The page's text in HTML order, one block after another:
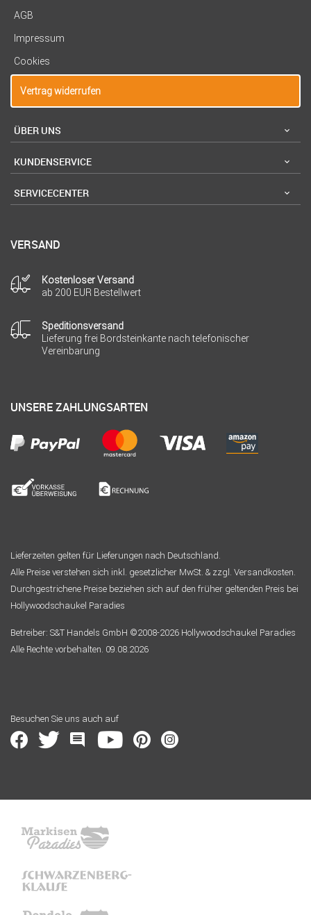
AGB
Impressum
Cookies
Vertrag widerrufen
ÜBER UNS
KUNDENSERVICE
SERVICECENTER
VERSAND
Kostenloser Versand
ab 200 EUR Bestellwert
Speditionsversand
Lieferung frei Bordsteinkante nach telefonischer
Vereinbarung
UNSERE ZAHLUNGSARTEN
Lieferzeiten gelten für Lieferungen nach Deutschland.
Alle Preise verstehen sich inkl. gesetzlicher MwSt. & zzgl. Versandkosten.
Durchgestrichene Preise beziehen sich auf den früher geltenden Preis bei
Hollywoodschaukel Paradies
Betreiber: S&T Handels GmbH ©2008-2026 Hollywoodschaukel Paradies
Alle Rechte vorbehalten. 09.08.2026
Besuchen Sie uns auch auf